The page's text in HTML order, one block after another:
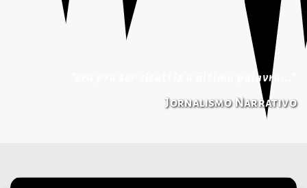
"era pra ser cicatriz a última palavra..."
Jornalismo Narrativo